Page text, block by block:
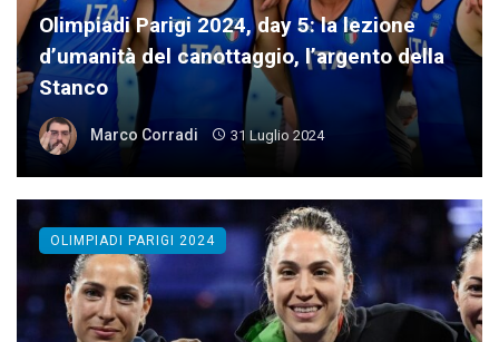
Olimpiadi Parigi 2024, day 5: la lezione
d’umanità del canottaggio, l’argento della
Stanco
Marco Corradi 31 Luglio 2024
OLIMPIADI PARIGI 2024